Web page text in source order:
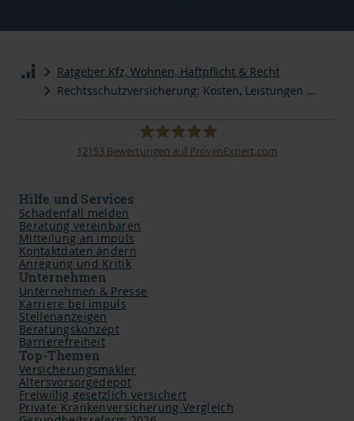
Ratgeber Kfz, Wohnen, Haftpflicht & Recht
Rechtsschutzversicherung: Kosten, Leistungen & Vergleich
12153 Bewertungen auf ProvenExpert.com
Hilfe und Services
Schadenfall melden
Beratung vereinbaren
Mitteilung an impuls
Kontaktdaten ändern
Anregung und Kritik
Unternehmen
Unternehmen & Presse
Karriere bei impuls
Stellenanzeigen
Beratungskonzept
Barrierefreiheit
Top-Themen
Versicherungsmakler
Altersvorsorgedepot
Freiwillig gesetzlich versichert
Private Krankenversicherung Vergleich